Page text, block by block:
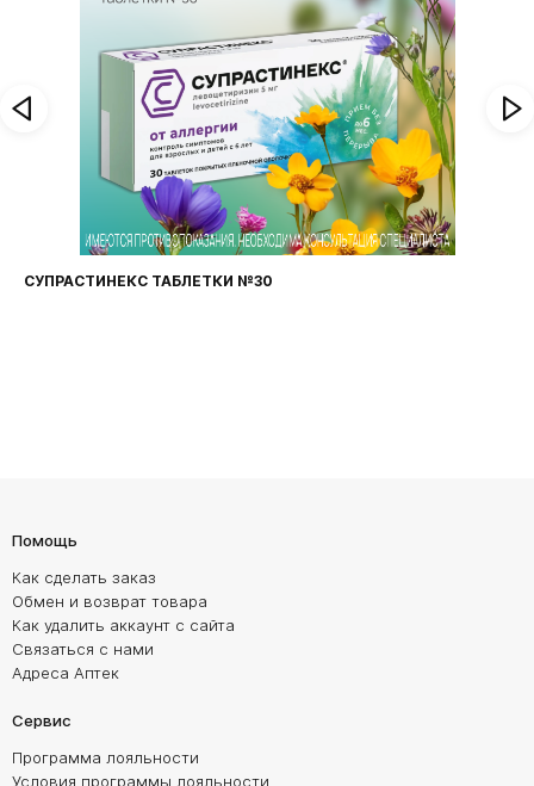
ФАРИНГОСЕПТ ТАБЛЕТКИ №20
Помощь
Как сделать заказ
Обмен и возврат товара
Как удалить аккаунт с сайта
Связаться с нами
Адреса Аптек
Сервис
Программа лояльности
Условия программы лояльности